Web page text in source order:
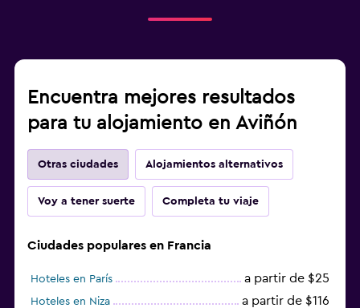
Encuentra mejores resultados
para tu alojamiento en Aviñón
Otras ciudades Alojamientos alternativos
Voy a tener suerte Completa tu viaje
Ciudades populares en Francia
Hoteles en París a partir de $25
Hoteles en Niza a partir de $116